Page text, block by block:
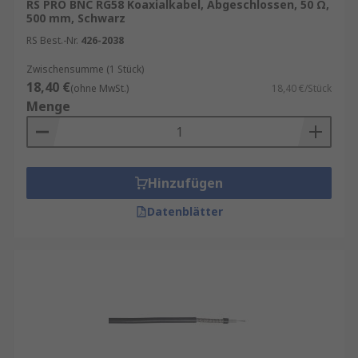
In unseremKoaxialkabelratgebererfahren Sie
Sie weitere Produkte wie
Steckverbinder & Adapter
Unser Sortiment enthält Qualitätsprodukte von
Marken wieTE Connectivity,Huber+Suhner,
Telegartner,Beldensowie Koaxkabel vonRS
Marke. Informationen zur spätesten
Bestelluhrzeit für eine garantierte Lieferung am
nächsten Werktag sowie zum Mindestbestellwert
RS PRO BNC RG58 Koaxialkabel, Abgeschlossen, 50 Ω,
500 mm, Schwarz
RS Best.-Nr. 426-2038
Zwischensumme (1 Stück)
18,40 €(ohne MwSt.) 18,40 €/Stück
Menge
Hinzufügen
Datenblätter